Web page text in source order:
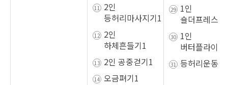
2인
등허리마사지기1
2인
하체흔들기1
2인 공중걷기1
오금펴기1
1인
숄더프레스1
1인
버터플라이1
등허리운동